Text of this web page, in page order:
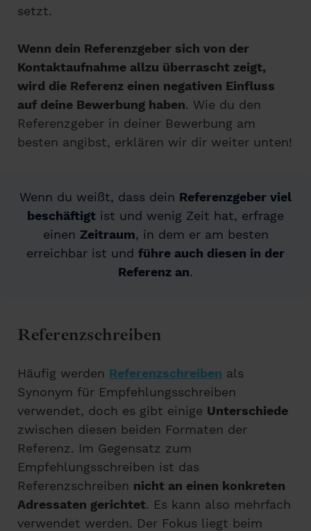
setzt.
Wenn dein Referenzgeber sich von der
Kontaktaufnahme allzu überrascht zeigt,
wird die Referenz einen negativen Einfluss
auf deine Bewerbung haben. Wie du den
Referenzgeber in deiner Bewerbung am
besten angibst, erklären wir dir weiter unten!
Wenn du weißt, dass dein Referenzgeber viel
beschäftigt ist und wenig Zeit hat, erfrage
einen Zeitraum, in dem er am besten
erreichbar ist und führe auch diesen in der
Referenz an.
Referenzschreiben
Häufig werden Referenzschreiben als
Synonym für Empfehlungsschreiben
verwendet, doch es gibt einige Unterschiede
zwischen diesen beiden Formaten der
Referenz. Im Gegensatz zum
Empfehlungsschreiben ist das
Referenzschreiben nicht an einen konkreten
Adressaten gerichtet. Es kann also mehrfach
verwendet werden. Der Fokus liegt beim